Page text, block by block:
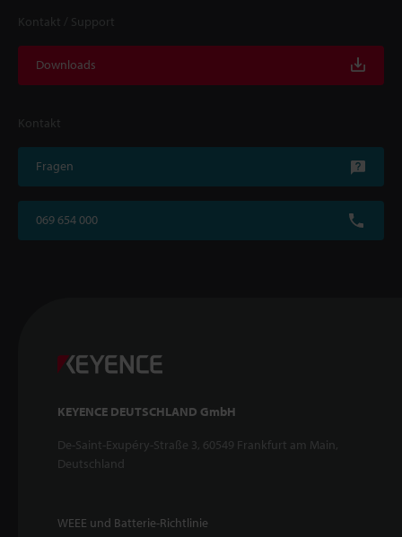
Kontakt / Support
Downloads
Kontakt
Fragen
069 654 000
KEYENCE DEUTSCHLAND GmbH
De-Saint-Exupéry-Straße 3, 60549 Frankfurt am Main,
Deutschland
WEEE und Batterie-Richtlinie